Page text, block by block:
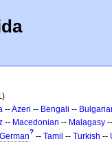
--Azeri -- Bengali --
-- Macedonian -- Malagasy --
? -- Tamil -- Turkish --